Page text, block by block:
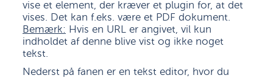
vise et element, der kræver et plugin for, at det
vises. Det kan f.eks. være et PDF dokument.
Bemærk: Hvis en URL er angivet, vil kun
indholdet af denne blive vist og ikke noget
tekst.
Nederst på fanen er en tekst editor, hvor du